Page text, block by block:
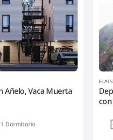
Añelo, Vaca Muerta
1 Dormitorio